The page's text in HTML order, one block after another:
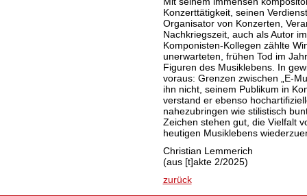
Konzerttätigkeit, seinen
Organisator von Konzerten,
Nachkriegszeit, auch als Autor
Komponisten-Kollegen zählte
unerwarteten, frühen Tod im
Figuren des Musiklebens. In
voraus: Grenzen zwischen „E-
ihn nicht, seinem Publikum in
verstand er ebenso
nahezubringen wie stilistisch
Zeichen stehen gut, die Vielfalt
heutigen Musiklebens
Christian Lemmerich
(aus [t]akte 2/2025)
zurück